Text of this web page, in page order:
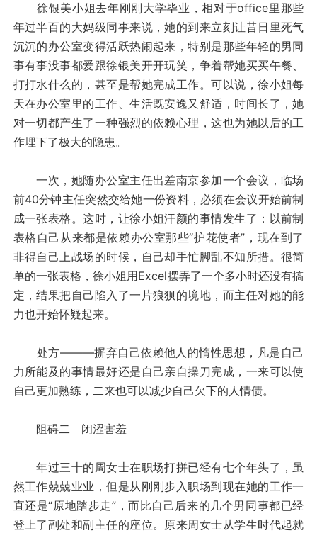
徐银美小姐去年刚刚大学毕业，相对于office里那些
年过半百的大妈级同事来说，她的到来立刻让昔日里死气
沉沉的办公室变得活跃热闹起来，特别是那些年轻的男同
事有事没事都爱跟徐银美开开玩笑，争着帮她买买午餐、
打打水什么的，甚至是帮她完成工作。可以说，徐小姐每
天在办公室里的工作、生活既安逸又舒适，时间长了，她
对一切都产生了一种强烈的依赖心理，这也为她以后的工
作埋下了极大的隐患。
一次，她随办公室主任出差南京参加一个会议，临场
前40分钟主任突然交给她一份资料，必须在会议开始前制
成一张表格。这时，让徐小姐汗颜的事情发生了：以前制
表格自己从来都是依赖办公室那些“护花使者”，现在到了
非得自己上战场的时候，自己却手忙脚乱不知所措。很简
单的一张表格，徐小姐用Excel摆弄了一个多小时还没有搞
定，结果把自己陷入了一片狼狈的境地，而主任对她的能
力也开始怀疑起来。
处方———摒弃自己依赖他人的惰性思想，凡是自己
力所能及的事情最好还是自己亲自操刀完成，一来可以使
自己更加熟练，二来也可以减少自己欠下的人情债。
阻碍二 闭涩害羞
年过三十的周女士在职场打拼已经有七个年头了，虽
然工作兢兢业业，但是从刚刚步入职场到现在她的工作一
直还是“原地踏步走”，而比自己后来的几个男同事都已经
登上了副处和副主任的座位。原来周女士从学生时代起就